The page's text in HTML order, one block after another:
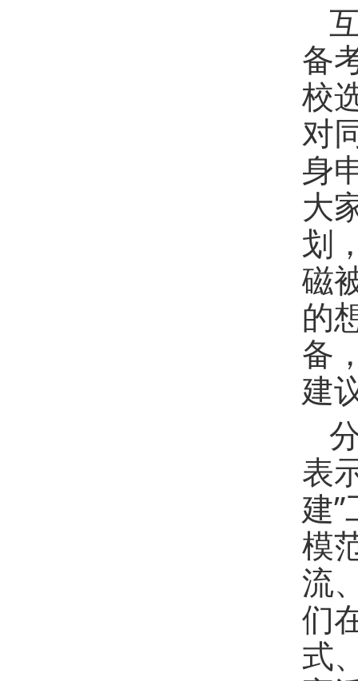
备
校
对
身
大
划
磁
的
备
建
表
建
模
流
们
式